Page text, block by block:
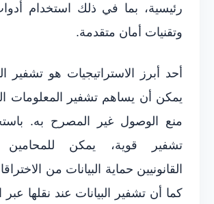
رئيسية، بما في ذلك استخدام
وتقنيات أمان متقدمة.
أحد أبرز الاستراتيجيات هو تشفير
يمكن أن يساهم تشفير المعلومات
منع الوصول غير المصرح به.
تشفير قوية، يمكن للمحامين
القانونيين حماية البيانات من
كما أن تشفير البيانات عند نقلها